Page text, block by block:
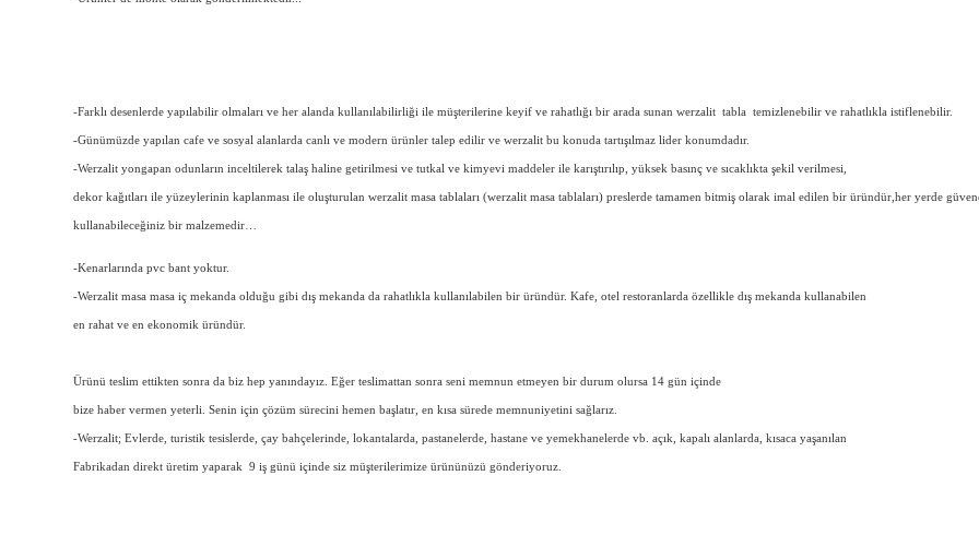
-Farklı desenlerde yapılabilir olmaları ve her alanda kullanılabilirliği ile müşterilerine keyif ve rahatlığı bir arada sunan werzalit tabla temizlenebilir ve rahatlıkla istiflenebilir.
-Günümüzde yapılan cafe ve sosyal alanlarda canlı ve modern ürünler talep edilir ve werzalit bu konuda tartışılmaz lider konumdadır.
-Werzalit yongapan odunların inceltilerek talaş haline getirilmesi ve tutkal ve kimyevi maddeler ile karıştırılıp, yüksek basınç ve sıcaklıkta şekil verilmesi,
dekor kağıtları ile yüzeylerinin kaplanması ile oluşturulan werzalit masa tablaları (werzalit masa tablaları) preslerde tamamen bitmiş olarak imal edilen bir üründür,her yerde
kullanabileceğiniz bir malzemedir…
-Kenarlarında pvc bant yoktur.
-Werzalit masa masa iç mekanda olduğu gibi dış mekanda da rahatlıkla kullanılabilen bir üründür. Kafe, otel restoranlarda özellikle dış mekanda kullanabilen
en rahat ve en ekonomik üründür.
Ürünü teslim ettikten sonra da biz hep yanındayız. Eğer teslimattan sonra seni memnun etmeyen bir durum olursa 14 gün içinde
bize haber vermen yeterli. Senin için çözüm sürecini hemen başlatır, en kısa sürede memnuniyetini sağlarız.
-Werzalit; Evlerde, turistik tesislerde, çay bahçelerinde, lokantalarda, pastanelerde, hastane ve yemekhanelerde vb. açık, kapalı alanlarda, kısaca yaşanılan
Fabrikadan direkt üretim yaparak 9 iş günü içinde siz müşterilerimize ürününüzü gönderiyoruz.